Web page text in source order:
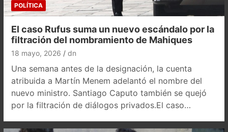
POLÍTICA
El caso Rufus suma un nuevo escándalo por la
filtración del nombramiento de Mahiques
18 mayo, 2026 dn
Una semana antes de la designación, la cuenta
atribuida a Martín Menem adelantó el nombre del
nuevo ministro. Santiago Caputo también se quejó
por la filtración de diálogos privados.El caso…